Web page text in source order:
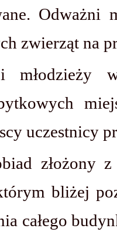
Odważni
zwierząt na
uczestnicy
złożony
bliżej
całego